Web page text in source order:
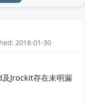
2018-01-30
及Jrockit存在未明漏